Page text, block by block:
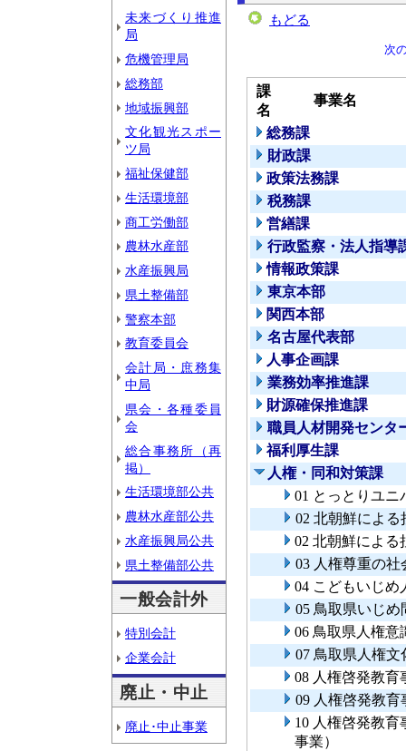
未来づくり推進
局
危機管理局
総務部
地域振興部
文化観光スポー
ツ局
福祉保健部
生活環境部
商工労働部
農林水産部
水産振興局
県土整備部
警察本部
教育委員会
会計局・庶務集
中局
県会・各種委員
会
総合事務所（再
掲）
生活環境部公共
農林水産部公共
水産振興局公共
県土整備部公共
一般会計外
特別会計
企業会計
廃止・中止
廃止･中止事業
もどる
次
課
名
事業名
総務課
財政課
政策法務課
税務課
営繕課
行政監察・法人指導
情報政策課
東京本部
関西本部
名古屋代表部
人事企画課
業務効率推進課
財源確保推進課
職員人材開発センタ
福利厚生課
人権・同和対策課
01 とっとりユニ
02 北朝鮮によ
02 北朝鮮による
03 人権尊重の
04 こどもいじめ
05 鳥取県いじ
06 鳥取県人権意
07 鳥取県人権
08 人権啓発教育
09 人権啓発教
10 人権啓発教
事業）